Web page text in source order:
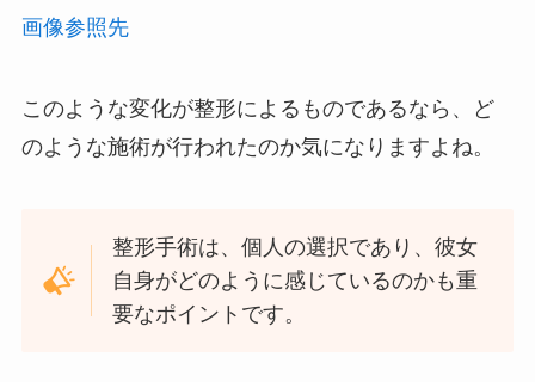
画像参照先
このような変化が整形によるものであるなら、ど
のような施術が行われたのか気になりますよね。
整形手術は、個人の選択であり、彼女
自身がどのように感じているのかも重
要なポイントです。